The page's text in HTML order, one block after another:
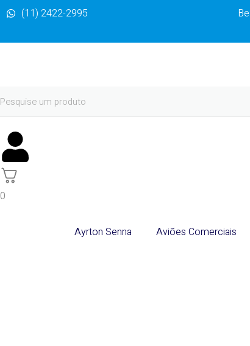
(11) 2422-2995
0
Ayrton Senna Aviões Comerciais